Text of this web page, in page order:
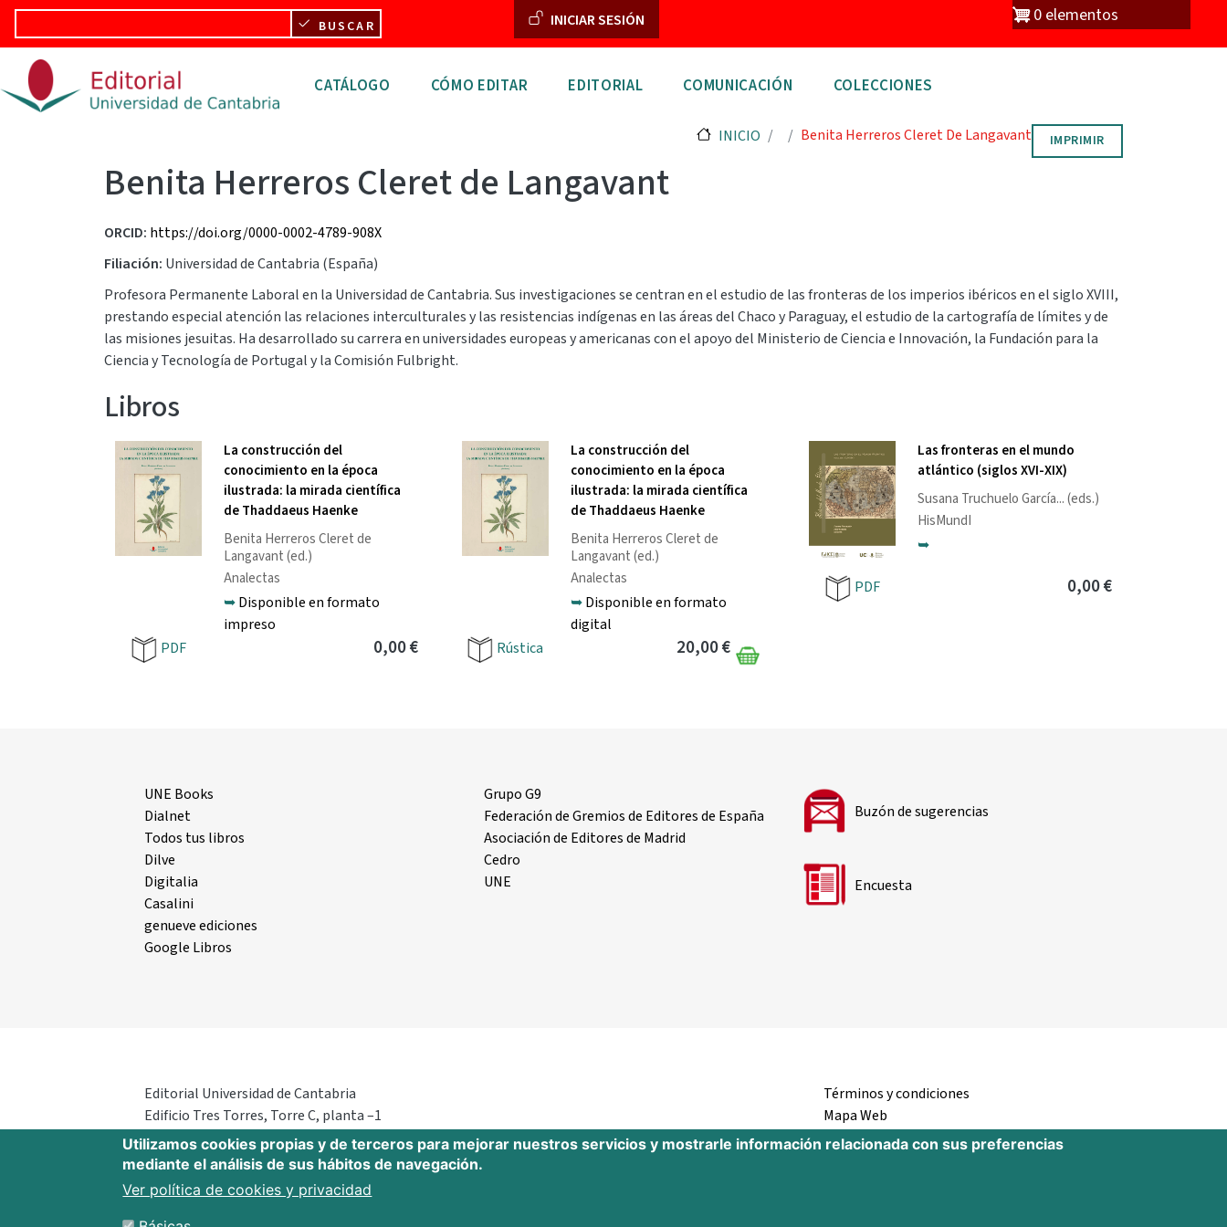
Pasar al contenido principal
BUSCAR
Menú de cuenta de usuario
INICIAR SESIÓN 0 elementos
Navegación principal
CATÁLOGO CÓMO EDITAR EDITORIAL COMUNICACIÓN COLECCIONES
INICIO Benita Herreros Cleret De Langavant
Benita Herreros Cleret de Langavant
IMPRIMIR
ORCID https://doi.org/0000-0002-4789-908X
Filiación Universidad de Cantabria (España)
Profesora Permanente Laboral en la Universidad de Cantabria. Sus investigaciones se centran en el estudio de las fronteras de los imperios ibéricos en el siglo XVIII,
prestando especial atención las relaciones interculturales y las resistencias indígenas en las áreas del Chaco y Paraguay, el estudio de la cartografía de límites y de
las misiones jesuitas. Ha desarrollado su carrera en universidades europeas y americanas con el apoyo del Ministerio de Ciencia e Innovación, la Fundación para la
Ciencia y Tecnología de Portugal y la Comisión Fulbright.
Libros
La construcción del
conocimiento en la época
ilustrada: la mirada científica
de Thaddaeus Haenke
Benita Herreros Cleret de
Langavant(ed.)
Analectas
➥Disponible en formato
impreso
PDF
0,00 €
La construcción del
conocimiento en la época
ilustrada: la mirada científica
de Thaddaeus Haenke
Benita Herreros Cleret de
Langavant(ed.)
Analectas
➥Disponible en formato
digital
Rústica
20,00 €
Las fronteras en el mundo
atlántico (siglos XVI-XIX)
Susana Truchuelo García... (eds.)
HisMundI
➥
PDF 0,00 €
UNE Books
Dialnet
Todos tus libros
Dilve
Digitalia
Casalini
genueve ediciones
Google Libros
Grupo G9
Federación de Gremios de Editores de España
Asociación de Editores de Madrid
Cedro
UNE
Buzón de sugerencias
Encuesta
Editorial Universidad de Cantabria
Edificio Tres Torres, Torre C, planta –1
Avda. Los Castros s/n - 39005
Santander - Cantabria - España
Tfno.: 942 201 087 - 942 201 291
E-mail:publica@unican.es
Términos y condiciones
Mapa Web
Accesibilidad
Utilizamos cookies propias y de terceros para mejorar nuestros servicios y mostrarle información relacionada con sus preferencias
mediante el análisis de sus hábitos de navegación.
Ver política de cookies y privacidad